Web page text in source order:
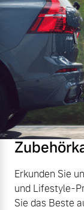
Erkunden Sie
und Lifestyle-
Sie das Beste